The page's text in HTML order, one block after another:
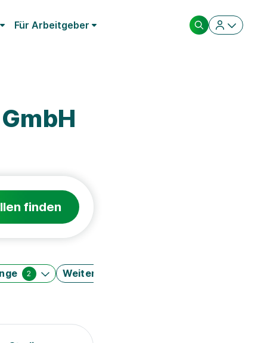
Für Arbeitgeber
finden
2 Weitere Filter